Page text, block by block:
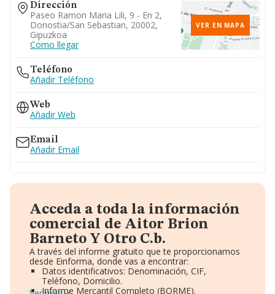
Dirección
Paseo Ramon Maria Lili, 9 - En 2,
Donostia/san Sebastian, 20002,
Gipuzkoa
Como llegar
VER EN MAPA
Teléfono
Añadir Teléfono
Web
Añadir Web
Email
Añadir Email
Acceda a toda la información
comercial de Aitor Brion
Barneto Y Otro C.b.
A través del informe gratuito que te proporcionamos
desde Einforma, donde vas a encontrar:
Datos identificativos: Denominación, CIF,
Teléfono, Domicilio.
Informe Mercantil Completo (BORME).